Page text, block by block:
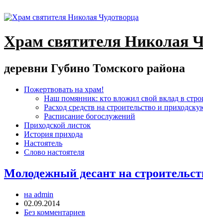
Храм святителя Николая
деревни Губино Томского района
Пожертвовать на храм!
Наш помянник: кто вложил свой вклад в
Расход средств на строительство и
Расписание богослужений
Приходской листок
История прихода
Настоятель
Слово настоятеля
Молодежный десант на
на admin
02.09.2014
Без комментариев